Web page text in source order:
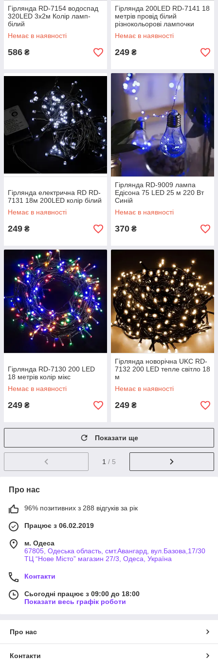
Гірлянда RD-7154 водоспад
320LED 3х2м Колір ламп-
білий
Немає в наявності
586 ₴
Гірлянда 200LED RD-7141 18
метрів провід білий
різнокольорові лампочки
Немає в наявності
249 ₴
Гірлянда електрична RD RD-
7131 18м 200LED колір білий
Немає в наявності
249 ₴
Гірлянда RD-9009 лампа
Едісона 75 LED 25 м 220 Вт
Синій
Немає в наявності
370 ₴
Гірлянда RD-7130 200 LED
18 метрів колір мікс
Немає в наявності
249 ₴
Гірлянда новорічна UKC RD-
7132 200 LED тепле світло 18
м
Немає в наявності
249 ₴
Показати ще
1 / 5
Про нас
96% позитивних з 288 відгуків за рік
Працює з 06.02.2019
м. Одеса
67805, Одеська область, смт.Авангард, вул.Базова,17/30
ТЦ “Нове Місто” магазин 27/3, Одеса, Україна
Контакти
Сьогодні працює з 09:00 до 18:00
Показати весь графік роботи
Про нас
Контакти